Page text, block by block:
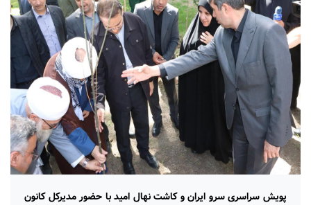
پویش سراسری سرو ایران و کاشت نهال امید با حضور مدیرکل کانون